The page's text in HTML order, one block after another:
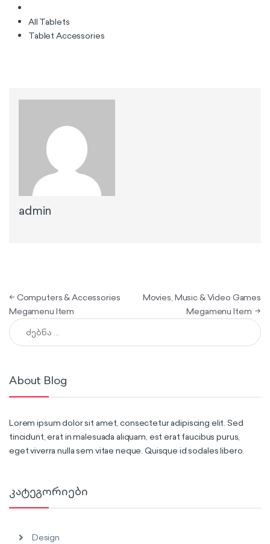
All Tablets
Tablet Accessories
admin
პოსტის ნავიგაცია
← Computers & Accessories
Megamenu Item
Movies, Music & Video Games
Megamenu Item→
ძებნა:
About Blog
Lorem ipsum dolor sit amet, consectetur adipiscing elit. Sed
tincidunt, erat in malesuada aliquam, est erat faucibus purus,
eget viverra nulla sem vitae neque. Quisque id sodales libero.
კატეგორიები
Design